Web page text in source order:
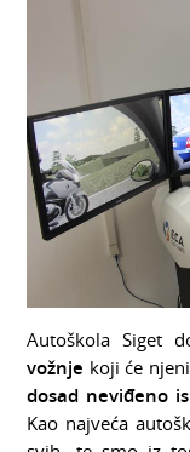
Autoškola Siget
vožnje koji će
dosad neviđeno
Kao najveća